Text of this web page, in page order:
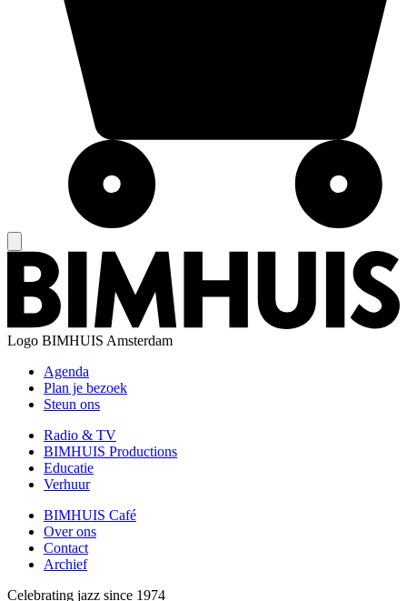
Logo BIMHUIS Amsterdam
Agenda
Plan je bezoek
Steun ons
Radio & TV
BIMHUIS Productions
Educatie
Verhuur
BIMHUIS Café
Over ons
Contact
Archief
Celebrating jazz since 1974